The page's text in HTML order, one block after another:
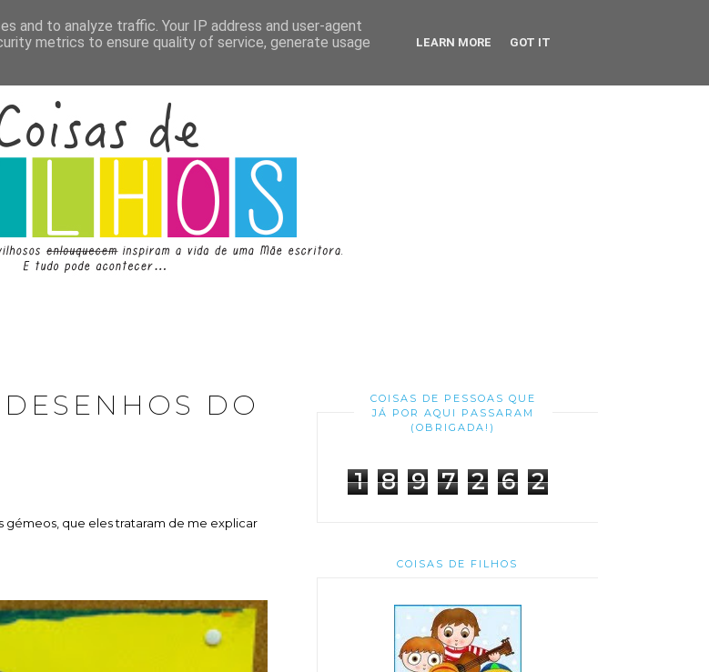
DO
gémeos, que eles trataram de me explicar
COISAS DE PESSOAS QUE
JÁ POR AQUI PASSARAM
(OBRIGADA!)
1 8 9 7 2 6 2
COISAS DE FILHOS
and to analyze traffic. Your IP address and user-agent
metrics to ensure quality of service, generate usage
LEARN MORE GOT IT